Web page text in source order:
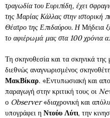
τραγωδία του Ευριπίδη, έχει
της Μαρίας Κάλλας στην ιστορική
Θέατρο της Επιδαύρου. ΗΜήδεια
το αφιέρωμά μας στα 100 χρόνια
Τη σκηνοθεσία και τα σκηνικά
διεθνώς αναγνωρισμένος
ΜακΒίκαρ. «Εντυπωσιακή και
παραγωγή στην κριτική τους οι
ο Observer«διαχρονική και
υπογράφει η Ντούυ Λύτι, την